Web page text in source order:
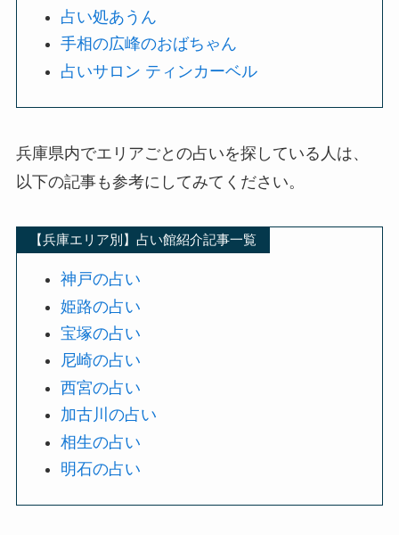
占い処あうん
手相の広峰のおばちゃん
占いサロン ティンカーベル
兵庫県内でエリアごとの占いを探している人は、
以下の記事も参考にしてみてください。
【兵庫エリア別】占い館紹介記事一覧
神戸の占い
姫路の占い
宝塚の占い
尼崎の占い
西宮の占い
加古川の占い
相生の占い
明石の占い